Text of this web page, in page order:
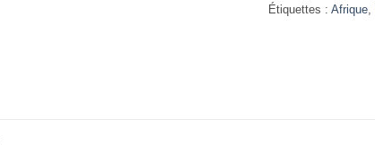
Étiquettes : Afrique